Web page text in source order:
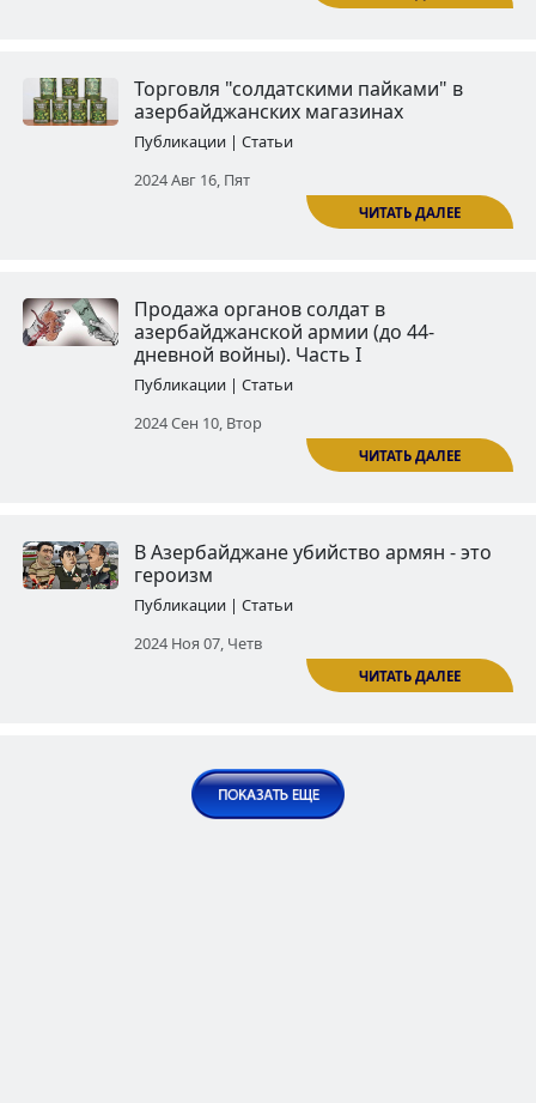
Азербайджанские
совершившие самоубийства
Публикации | Статьи
2024 Авг 02, Пят